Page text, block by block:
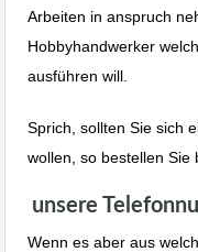
Arbeiten in anspruch
Hobbyhandwerker
ausführen will.
Sprich, sollten Sie sich
wollen, so bestellen Sie
unsere
Wenn es aber aus